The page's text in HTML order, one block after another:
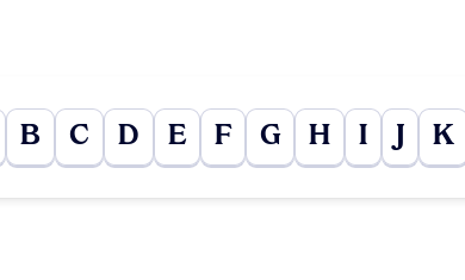
B C D E F G H I K